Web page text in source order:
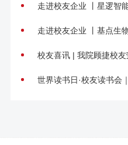
走进校友企业 丨星逻智
走进校友企业 丨基点生
校友喜讯 | 我院顾捷校友
世界读书日·校友读书会